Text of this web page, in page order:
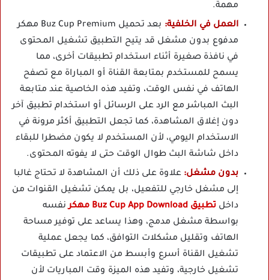
مهمة.
العمل في الخلفية:
بعد تحميل Buz Cup Premium مهكر
مدفوع بدون مشغل قد يتيح التطبيق تشغيل المحتوى
في نافذة صغيرة أثناء استخدام تطبيقات أخرى، مما
يسمح للمستخدم بمتابعة القناة أو المباراة مع تصفح
الهاتف في نفس الوقت، وتفيد هذه الخاصية عند متابعة
البث المباشر مع الرد على الرسائل أو استخدام تطبيق آخر
دون إغلاق المشاهدة، كما تجعل التطبيق أكثر مرونة في
الاستخدام اليومي، لأن المستخدم لا يكون مضطرا للبقاء
داخل شاشة البث طوال الوقت حتى لا يفوته المحتوى.
بدون مشغل: علاوة على ذلك أن المشاهدة لا تحتاج غالبا
إلى مشغل خارجي للتفعيل، بل يمكن تشغيل القنوات من
داخل تطبيق Buz Cup App Download مهكر
نفسه
بواسطة مشغل مدمج، وهذا يساعد على توفير مساحة
الهاتف وتقليل مشكلات التوافق، كما يجعل عملية
تشغيل القناة أسرع وأبسط من الاعتماد على تطبيقات
تشغيل خارجية، وتفيد هذه الميزة وقت المباريات لأن